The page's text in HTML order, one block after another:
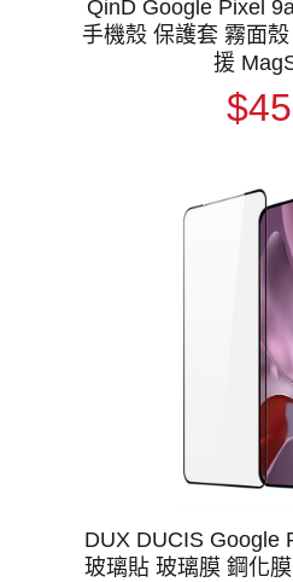
QinD Google Pixel
手機殼 保護套 霧面
援
DUX DUCIS Google
玻璃貼 玻璃膜 鋼化